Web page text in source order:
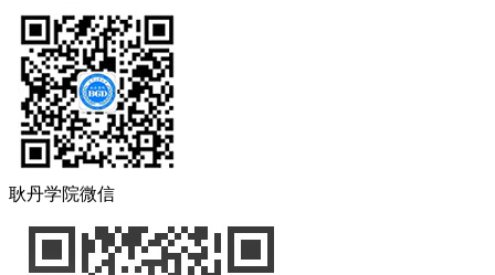
耿丹学院微信